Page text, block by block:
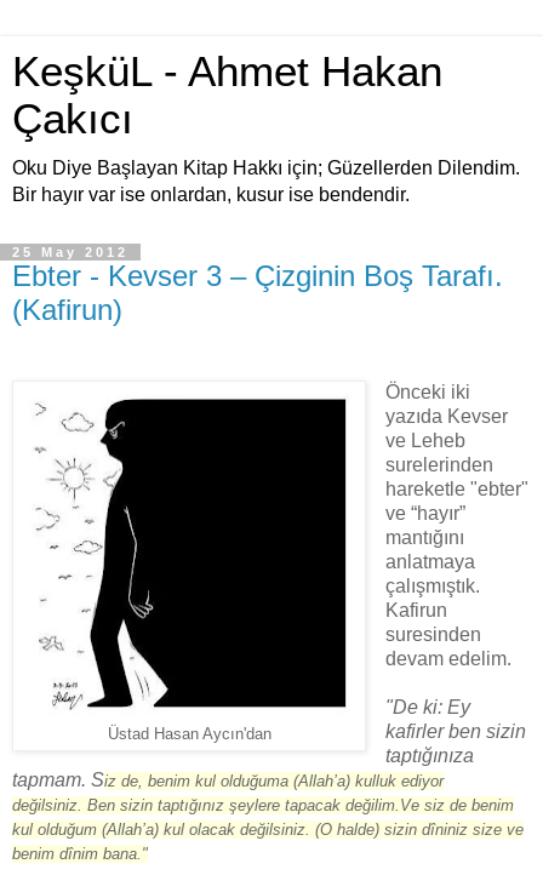
KeşküL - Ahmet Hakan
Çakıcı
Oku Diye Başlayan Kitap Hakkı için; Güzellerden Dilendim.
Bir hayır var ise onlardan, kusur ise bendendir.
25 May 2012
Ebter - Kevser 3 – Çizginin Boş Tarafı.
(Kafirun)
Üstad Hasan Aycın'dan
Önceki iki
yazıda Kevser
ve Leheb
surelerinden
hareketle "ebter"
ve “hayır”
mantığını
anlatmaya
çalışmıştık.
Kafirun
suresinden
devam edelim.
"De ki: Ey
kafirler ben sizin
taptığınıza
tapmam. Siz de, benim kul olduğuma (Allah’a) kulluk ediyor
değilsiniz. Ben sizin taptığınız şeylere tapacak değilim. Ve siz de benim
kul olduğum (Allah’a) kul olacak değilsiniz. (O halde) sizin dîniniz size ve
benim dînim bana."